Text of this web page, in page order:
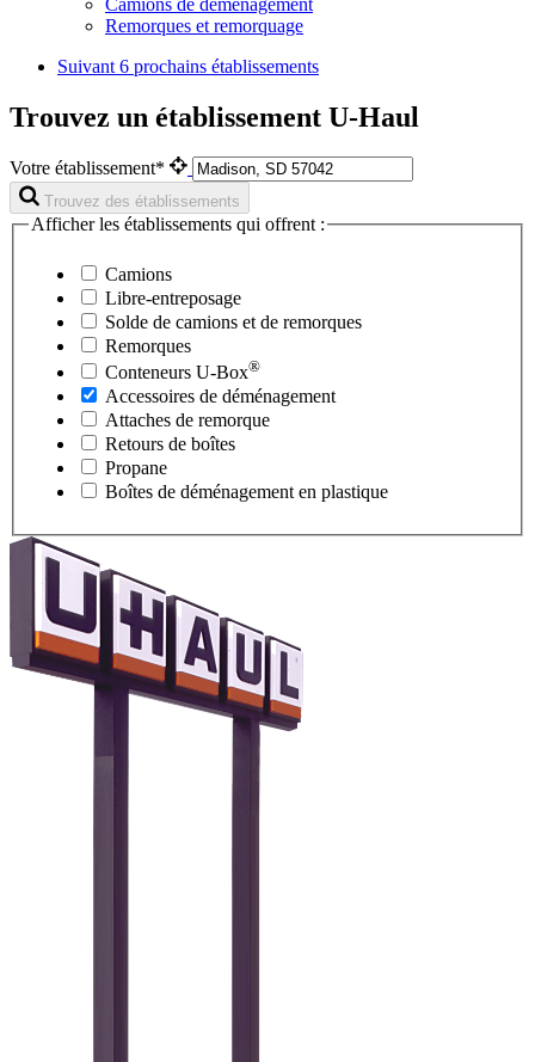
Remorques et remorquage
Suivant 6 prochains établissements
Trouvez un établissement U-Haul
Votre établissement*
Trouvez des établissements
Afficher les établissements qui offrent :
Camions
Libre-entreposage
Solde de camions et de remorques
Remorques
Conteneurs U-Box®
Accessoires de déménagement
Attaches de remorque
Retours de boîtes
Propane
Boîtes de déménagement en plastique